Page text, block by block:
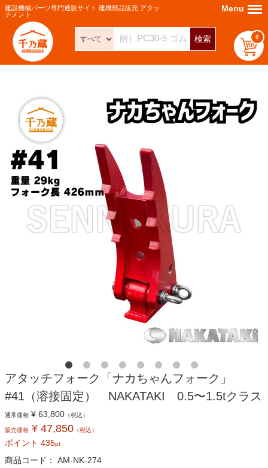
建設機械パーツ専門通販サイト 建機部品販売 アタッ
チメント
検索 0
Menu Menu
アタッチフォーク「ナカちゃんフォーク」
#41（溶接固定） NAKATAKI 0.5〜1.5tクラス
通常価格 ¥ 63,800 （税込）
販売価格 ¥ 47,850 （税込）
ポイント 435pt
商品コード： AM-NK-274